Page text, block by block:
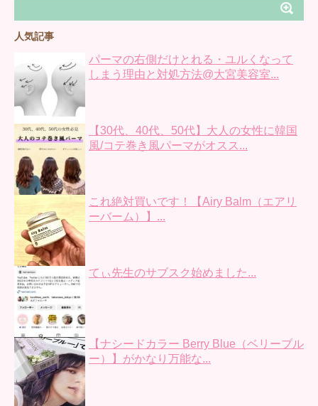
人気記事
パーマの右側だけとれる・ユルくなって
しまう理由と対処方法@大宮美容室...
【30代、40代、50代】大人の女性に韓国
風/コテ巻き風パーマがオスス...
これ絶対買いです！【Airy Balm（エアリ
ーバーム）】...
てぃ先生のサブスク始めました...
【ナシードカラー Berry Blue（ベリーブル
ー）】がかなり万能な...